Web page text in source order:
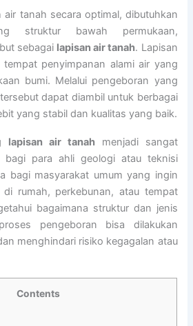
air tanah secara optimal, dibutuhkan
struktur bawah permukaan,
sebagai lapisan air tanah. Lapisan
penyimpanan alami air yang
bumi. Melalui pengeboran yang
dapat diambil untuk berbagai
yang stabil dan kualitas yang baik.
lapisan air tanahmenjadi sangat
bagi para ahli geologi atau teknisi
bagi masyarakat umum yang ingin
rumah, perkebunan, atau tempat
bagaimana struktur dan jenis
pengeboran bisa dilakukan
menghindari risiko kegagalan atau
Contents